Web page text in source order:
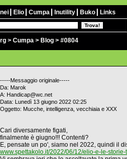
> Cumpa > Blog > #0804
Elio Cumpa Inutility Buko Links
-----Messaggio originale-----
Da: Marok
A: Handicap@wc.net
Data: Lunedì 13 giugno 2022 02:25
Oggetto: Mucche, intelligenza, vecchiaia e XXX
Cari diversamente figati,
finalmente è giugno!!! Contenti?
E, pensate un po', siamo nel 2022, quindi il
www.spettakolo.it/2022/06/12/elio-e-le-